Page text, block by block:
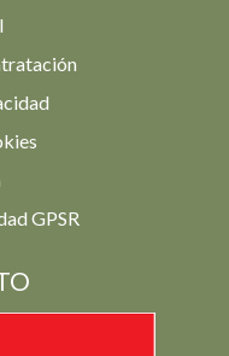
GPSR